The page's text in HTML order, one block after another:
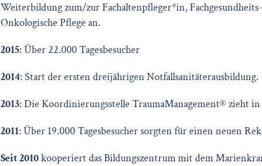
Weiterbildung zum/zur Fachaltenpfleger*in,
Onkologische Pflege an.
2015: Über 22.000 Tagesbesucher
2014: Start der ersten dreijährigen Notfallsanitäterausbildung.
2013: Die Koordinierungsstelle TraumaManagement® zieht
2011: Über 19.000 Tagesbesucher sorgten für einen neuen
Seit 2010kooperiert das Bildungszentrum mit dem